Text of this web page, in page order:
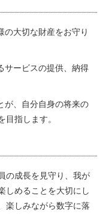
の大切な財産をお守り
サービスの提供、納得
が、自分自身の将来の
指します。
の成長を見守り、我が
しめることを大切にし
楽しみながら数字に落